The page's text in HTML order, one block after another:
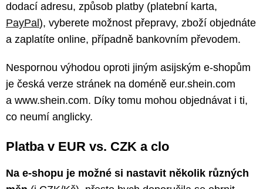
dodací adresu, způsob platby (platební karta,
PayPal ), vyberete možnost přepravy, zboží objednáte
a zaplatíte online, případně bankovním převodem.
Nespornou výhodou oproti jiným asijským e-shopům
je česká verze stránek na doméně eur.shein.com
a www.shein.com. Díky tomu mohou objednávat i ti,
co neumí anglicky.
Platba v EUR vs. CZK a clo
Na e-shopu je možné si nastavit několik různých